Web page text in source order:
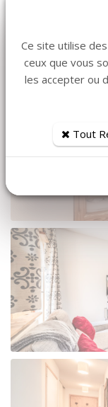
Ce site utilise
ceux que vous
les accepter ou
Tout